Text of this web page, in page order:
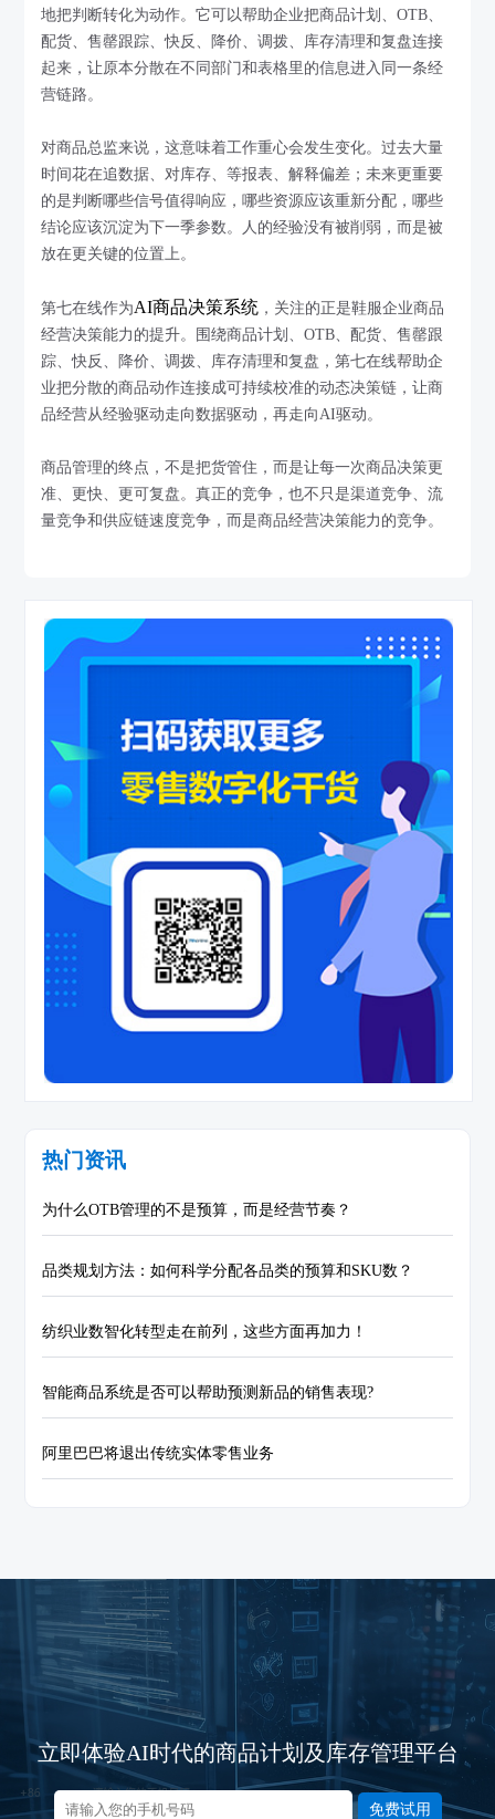
地把判断转化为动作。它可以帮助企业把商品计划、OTB、
配货、售罄跟踪、快反、降价、调拨、库存清理和复盘连接
起来，让原本分散在不同部门和表格里的信息进入同一条经
营链路。
对商品总监来说，这意味着工作重心会发生变化。过去大量
时间花在追数据、对库存、等报表、解释偏差；未来更重要
的是判断哪些信号值得响应，哪些资源应该重新分配，哪些
结论应该沉淀为下一季参数。人的经验没有被削弱，而是被
放在更关键的位置上。
第七在线作为AI商品决策系统 ，关注的正是鞋服企业商品
经营决策能力的提升。围绕商品计划、OTB、配货、售罄跟
踪、快反、降价、调拨、库存清理和复盘，第七在线帮助企
业把分散的商品动作连接成可持续校准的动态决策链，让商
品经营从经验驱动走向数据驱动，再走向AI驱动。
商品管理的终点，不是把货管住，而是让每一次商品决策更
准、更快、更可复盘。真正的竞争，也不只是渠道竞争、流
量竞争和供应链速度竞争，而是商品经营决策能力的竞争。
热门资讯
为什么OTB管理的不是预算，而是经营节奏？
品类规划方法：如何科学分配各品类的预算和SKU数？
纺织业数智化转型走在前列，这些方面再加力！
智能商品系统是否可以帮助预测新品的销售表现?
阿里巴巴将退出传统实体零售业务
立即体验AI时代的商品计划及库存管理平台
免费试用